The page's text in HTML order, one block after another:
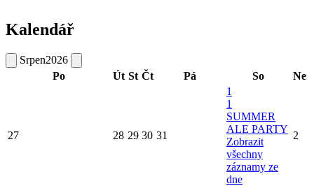
Kalendář
Srpen2026
Po
Út St Čt Pá So Ne
27 28 29 30 31
1
1
SUMMER
ALE PARTY
Zobrazit
všechny
záznamy ze
dne
2